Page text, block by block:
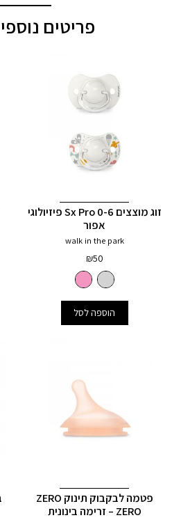
פריטים
זוג מוצצים 0-6 Sx Pro פיזיולוגי
אפור
walk in the park
₪50
הוספה לסל
פטמה לבקבוק תינוק ZERO
ZERO – זרימה בינונית